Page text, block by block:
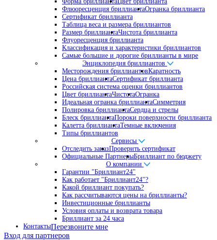
Флюоресценция бриллиантаОгранка бриллианта
Сертификат бриллианта
Таблица веса и размера бриллиантов
Размер бриллиантаЧистота бриллианта
Флуоресценция бриллианта
Классификация и характеристики бриллиантов
Самые большие и дорогие бриллианты в мире
Энциклопедия бриллиантов
Месторождения бриллиантовКаратность
Цена бриллиантаСертификат бриллианта
Российская система оценки бриллиантов
Цвет бриллиантаЧистотаОгранка
Идеальная огранка бриллиантаСимметрия
Полировка бриллиантаСердца и стрелы
Блеск бриллиантаПороки поверхности бриллианта
Калетта бриллиантаТемные включения
Типы бриллиантов
Сервисы
Отследить заказПроверить сертификат
Официальные ПартнерыБриллиант по бюджету
О компании
Гарантии "Бриллиант24"
Как работает "Бриллиант24"?
Какой бриллиант покупать?
Как рассчитываются цены на бриллианты?
Инвестиционные бриллианты
Условия оплаты и возврата товара
Бриллиант за 24 часа
КонтактыПерезвоните мне
Вход для партнеров